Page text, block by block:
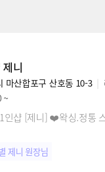
니
마산합포구 산호동 10-3
~
인샵 [제니] ❤️왁싱.정통
제니 원장님